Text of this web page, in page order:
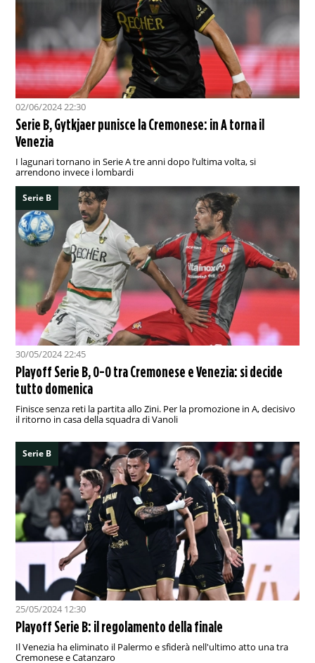
02/06/2024 22:30
Serie B, Gytkjaer punisce la Cremonese: in A torna il
Venezia
I lagunari tornano in Serie A tre anni dopo l’ultima volta, si
arrendono invece i lombardi
Serie B
30/05/2024 22:45
Playoff Serie B, 0-0 tra Cremonese e Venezia: si decide
tutto domenica
Finisce senza reti la partita allo Zini. Per la promozione in A, decisivo
il ritorno in casa della squadra di Vanoli
Serie B
25/05/2024 12:30
Playoff Serie B: il regolamento della finale
Il Venezia ha eliminato il Palermo e sfiderà nell'ultimo atto una tra
Cremonese e Catanzaro